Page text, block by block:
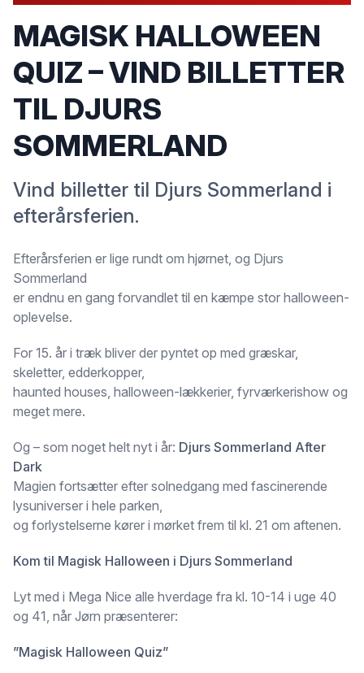
MAGISK HALLOWEEN
QUIZ – VIND BILLETTER
TIL DJURS
SOMMERLAND
Vind billetter til Djurs Sommerland i
efterårsferien.
Efterårsferien er lige rundt om hjørnet, og Djurs
Sommerland
er endnu en gang forvandlet til en kæmpe stor halloween-
oplevelse.
For 15. år i træk bliver der pyntet op med græskar,
skeletter, edderkopper,
haunted houses, halloween-lækkerier, fyrværkerishow og
meget mere.
Og – som noget helt nyt i år: Djurs Sommerland After
Dark
Magien fortsætter efter solnedgang med fascinerende
lysuniverser i hele parken,
og forlystelserne kører i mørket frem til kl. 21 om aftenen.
Kom til Magisk Halloween i Djurs Sommerland
Lyt med i Mega Nice alle hverdage fra kl. 10-14 i uge 40
og 41, når Jørn præsenterer:
”Magisk Halloween Quiz”